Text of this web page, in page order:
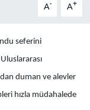
A- A+
seferini
duman ve alevler
hızla müdahalede